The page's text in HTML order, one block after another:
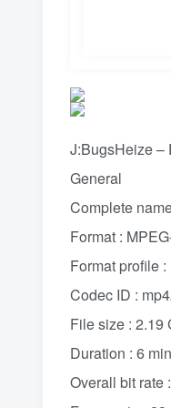
J:BugsHeize –
General
Complete
Format :
Format profile
Codec ID :
File size : 2.19
Duration : 6
Overall bit rate